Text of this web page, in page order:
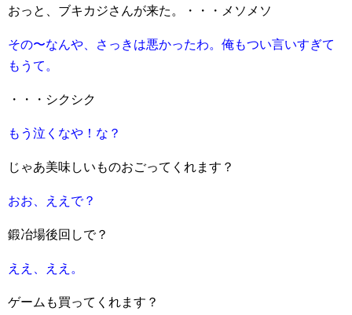
おっと、ブキカジさんが来た。・・・メソメソ
その〜なんや、さっきは悪かったわ。俺もつい言いすぎて
もうて。
・・・シクシク
もう泣くなや！な？
じゃあ美味しいものおごってくれます？
おお、ええで？
鍛冶場後回しで？
ええ、ええ。
ゲームも買ってくれます？